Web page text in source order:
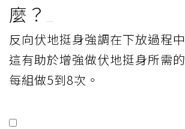
麼？
反向伏地挺身強調在下放過程
這有助於增強做伏地挺身所需
每組做5到8次。